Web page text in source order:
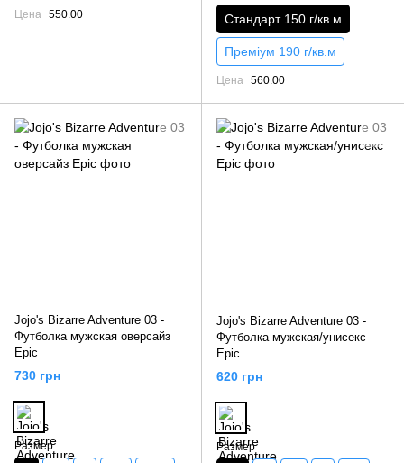
Цена 550.00 Стандарт 150 г/кв.м
Преміум 190 г/кв.м
Цена 560.00
Jojo's Bizarre Adventure 03 -
Футболка мужская оверсайз
Epic
730 грн
Размер
Jojo's Bizarre Adventure 03 -
Футболка мужская/унисекс
Epic
620 грн
Размер